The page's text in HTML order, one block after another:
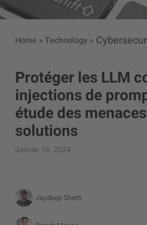
Home » Technology »
Protéger les LLM
injections de
étude des
solutions
Janvier 16, 2024
Jaydeep Sheth